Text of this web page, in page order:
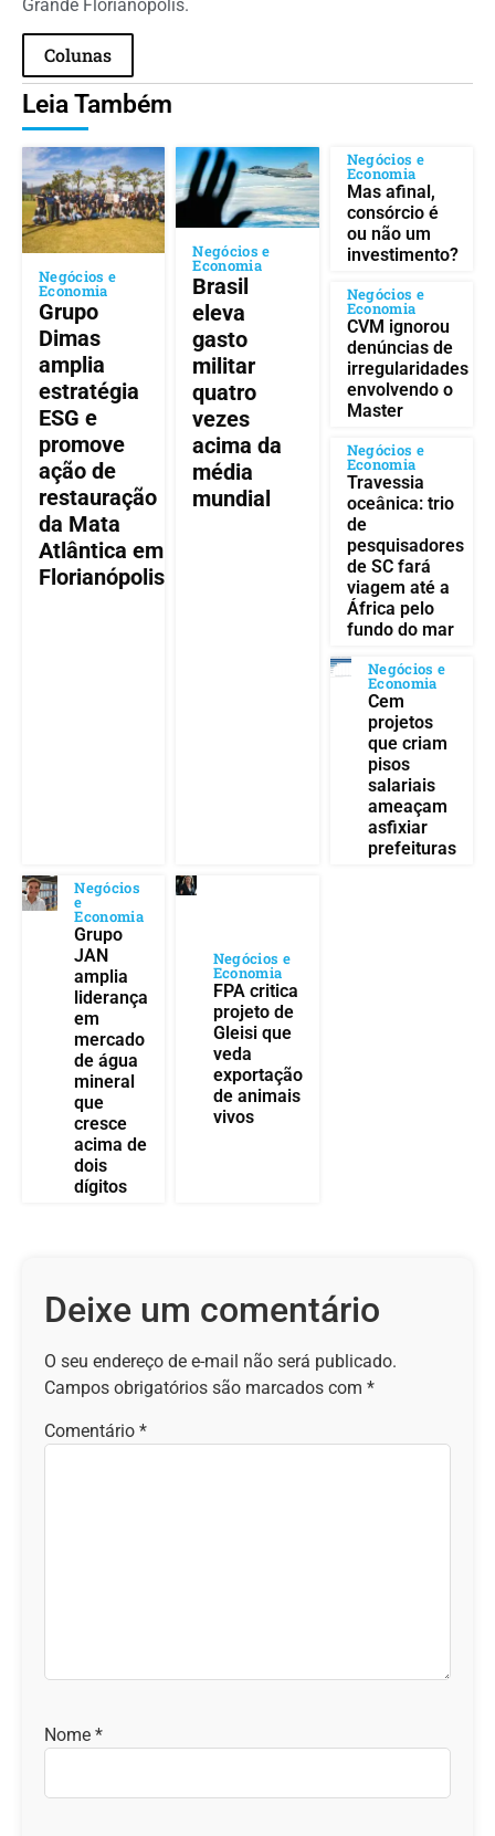
Grande Florianópolis.
Colunas
Leia Também
Negócios e
Economia
Grupo
Dimas
amplia
estratégia
ESG e
promove
ação de
restauração
da Mata
Atlântica em
Florianópolis
Negócios e
Economia
Brasil
eleva
gasto
militar
quatro
vezes
acima da
média
mundial
Negócios e
Economia
Mas afinal,
consórcio é
ou não um
investimento?
Negócios e
Economia
CVM ignorou
denúncias de
irregularidades
envolvendo o
Master
Negócios e
Economia
Travessia
oceânica: trio
de
pesquisadores
de SC fará
viagem até a
África pelo
fundo do mar
Negócios e
Economia
Cem
projetos
que criam
pisos
salariais
ameaçam
asfixiar
prefeituras
Negócios
e
Economia
Grupo
JAN
amplia
liderança
em
mercado
de água
mineral
que
cresce
acima de
dois
dígitos
Negócios e
Economia
FPA critica
projeto de
Gleisi que
veda
exportação
de animais
vivos
Deixe um comentário
O seu endereço de e-mail não será publicado.
Campos obrigatórios são marcados com *
Comentário *
Nome *